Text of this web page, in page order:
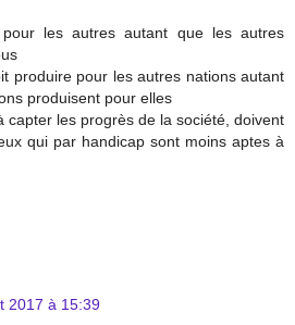
les autres autant que les autres
produire pour les autres nations autant
produisent pour elles
capter les progrès de la société, doivent
qui par handicap sont moins aptes à
2017 à 15:39